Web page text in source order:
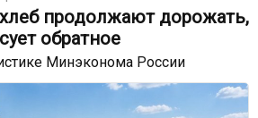
хлеб продолжают дорожать,
обратное
Минэконома России